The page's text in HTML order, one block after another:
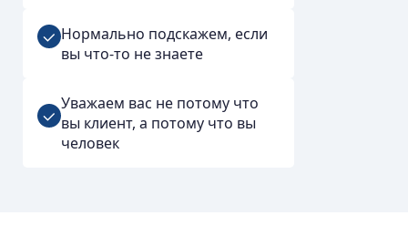
Нормально подскажем, если
вы что-то не знаете
Уважаем вас не потому что
вы клиент, а потому что вы
человек